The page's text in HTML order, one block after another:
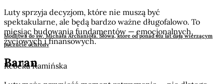
Modlitwa do św. Michała Archanioła. Słowa, które od ponad stu lat dają wierzącym
poczucie ochrony
Rebeka Kamińska
Luty sprzyja decyzjom, które nie muszą być
spektakularne, ale będą bardzo ważne długofalowo. To
miesiąc budowania fundamentów — emocjonalnych,
życiowych i finansowych.
Baran